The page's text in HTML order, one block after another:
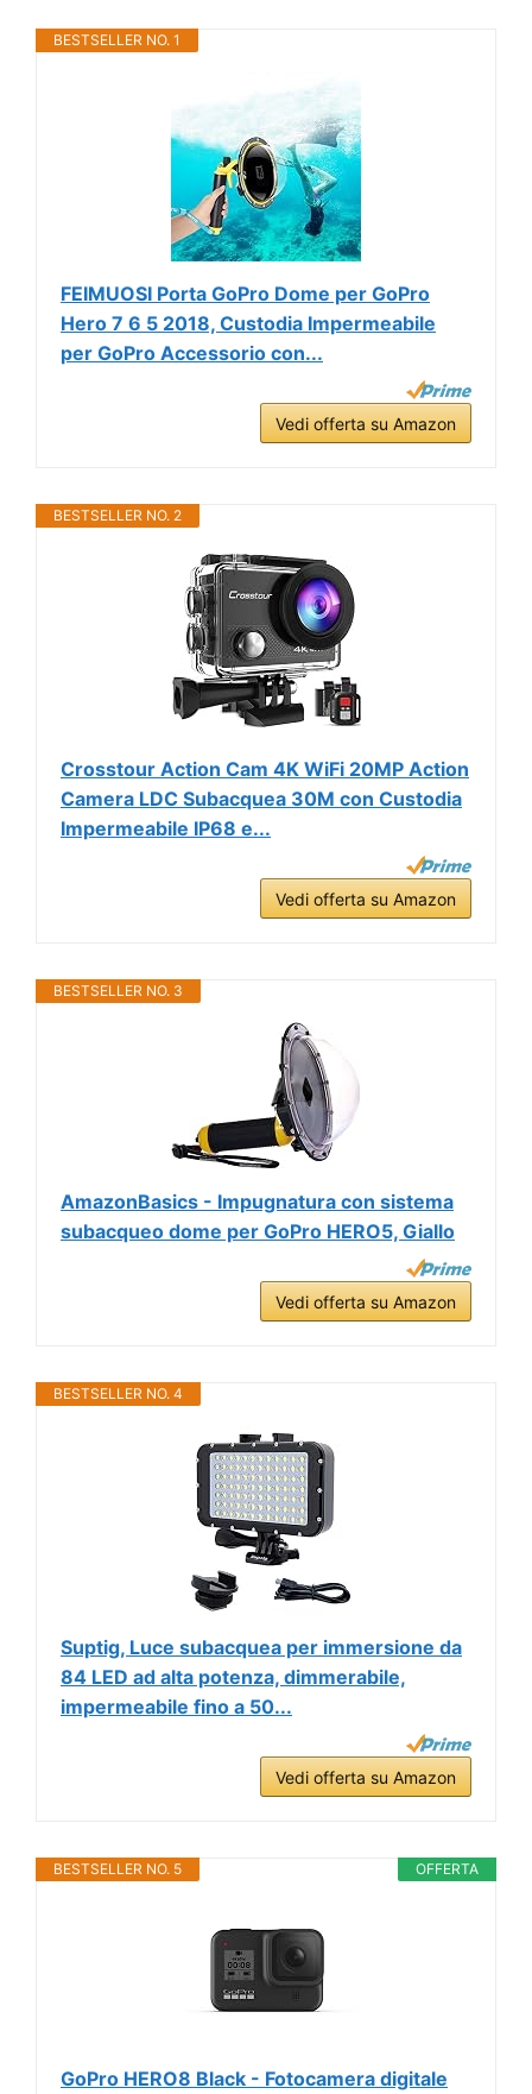
BESTSELLER NO. 1
FEIMUOSI Porta GoPro Dome per GoPro
Hero 7 6 5 2018, Custodia Impermeabile
per GoPro Accessorio con...
Vedi offerta su Amazon
BESTSELLER NO. 2
Crosstour Action Cam 4K WiFi 20MP Action
Camera LDC Subacquea 30M con Custodia
Impermeabile IP68 e...
Vedi offerta su Amazon
BESTSELLER NO. 3
AmazonBasics - Impugnatura con sistema
subacqueo dome per GoPro HERO5, Giallo
Vedi offerta su Amazon
BESTSELLER NO. 4
Suptig, Luce subacquea per immersione da
84 LED ad alta potenza, dimmerabile,
impermeabile fino a 50...
Vedi offerta su Amazon
OFFERTA
BESTSELLER NO. 5
GoPro HERO8 Black - Fotocamera digitale